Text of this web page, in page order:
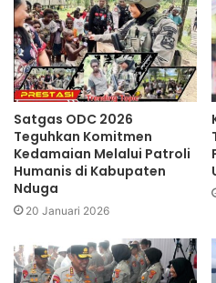
Satgas ODC 2026
Teguhkan Komitmen
Kedamaian Melalui Patroli
Humanis di Kabupaten
Nduga
20 Januari 2026